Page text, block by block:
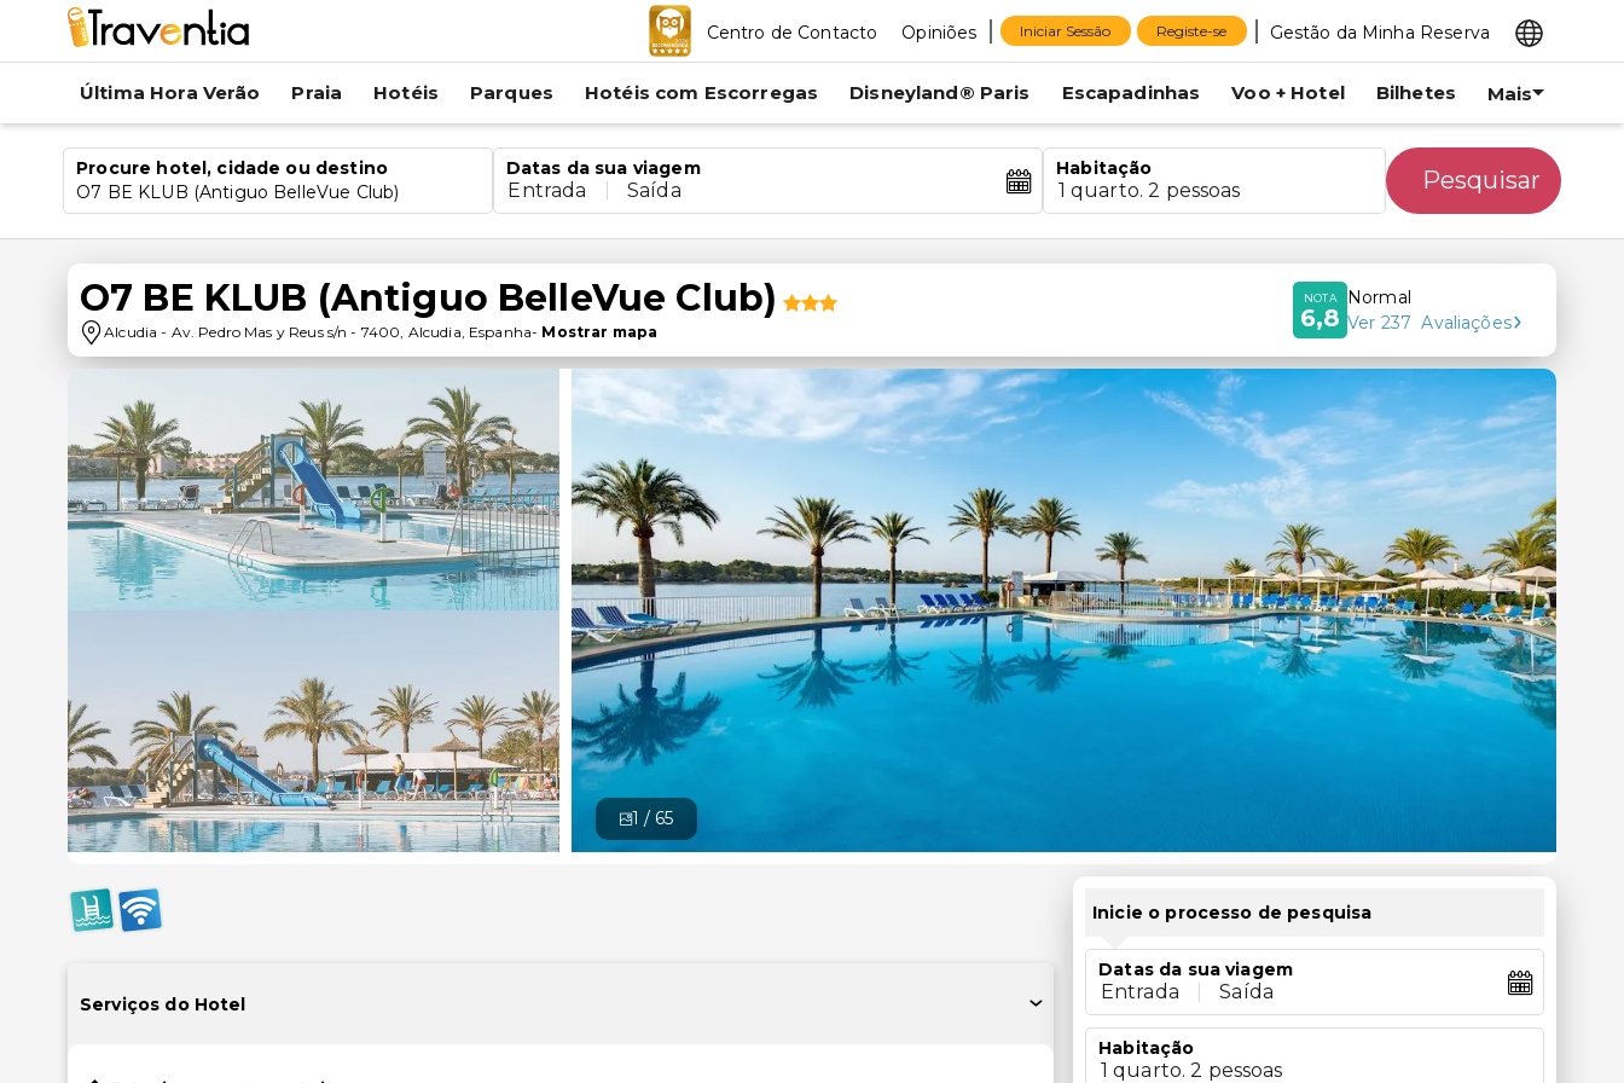
Centro de Contacto Opiniões Iniciar Sessão Registe-se Gestão da Minha Reserva
Última Hora Verão Praia Hotéis Parques Hotéis com Escorregas Disneyland® Paris Escapadinhas Voo + Hotel Bilhetes Mais
Procure hotel, cidade ou destino
O7 BE KLUB (Antiguo BelleVue Club)
Datas da sua viagem
Entrada Saída
Habitação
1 quarto. 2 pessoas Pesquisar
O7 BE KLUB (Antiguo BelleVue Club)
Alcudia - Av. Pedro Mas y Reus s/n - 7400, Alcudia, Espanha- Mostrar mapa
NOTA
6,8
Normal
Ver 237 Avaliações
1 / 65
Serviços do Hotel
Inicie o processo de pesquisa
Datas da sua viagem
Entrada Saída
Habitação
1 quarto. 2 pessoas